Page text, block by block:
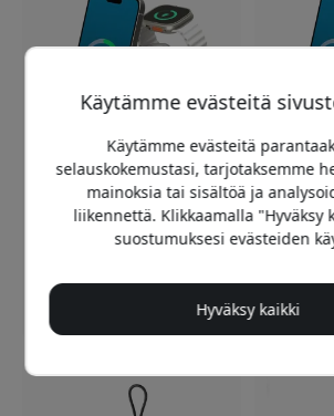
ALOGIC Fusion Pro GO 7-
in-1 USB-C kompakti
telakka, jossa on 4K-tuki
Valkoinen
ALOGIC
Qi2
Apple
Käytämme evästeitä
Käytämme evästeitä
selauskokemustasi, tarjotaksemme
mainoksia tai sisältöä ja
liikennettä. Klikkaamalla "Hyväksy
suostumuksesi evästeiden
Hyväksy kaikki